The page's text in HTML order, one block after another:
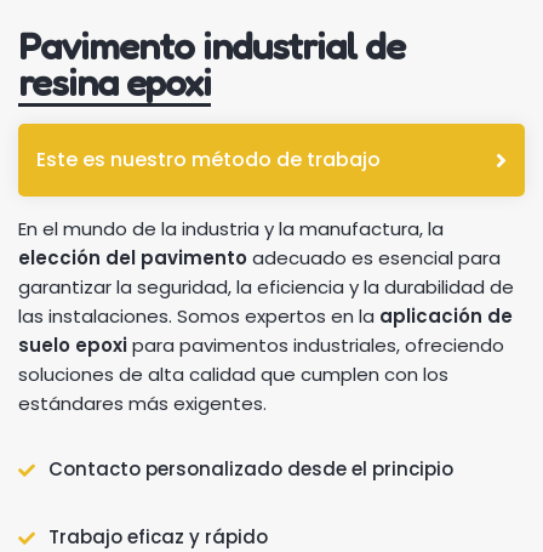
Pavimento industrial de
resina epoxi
Este es nuestro método de trabajo
En el mundo de la industria y la manufactura, la
elección del pavimentoadecuado es esencial para
garantizar la seguridad, la eficiencia y la durabilidad de
las instalaciones. Somos expertos en la aplicación de
suelo epoxipara pavimentos industriales, ofreciendo
soluciones de alta calidad que cumplen con los
estándares más exigentes.
Contacto personalizado desde el principio
Trabajo eficaz y rápido